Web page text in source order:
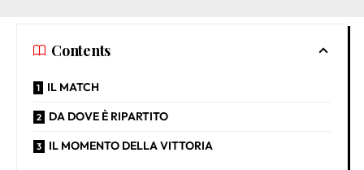
Contents
IL MATCH
DA DOVE È RIPARTITO
IL MOMENTO DELLA VITTORIA